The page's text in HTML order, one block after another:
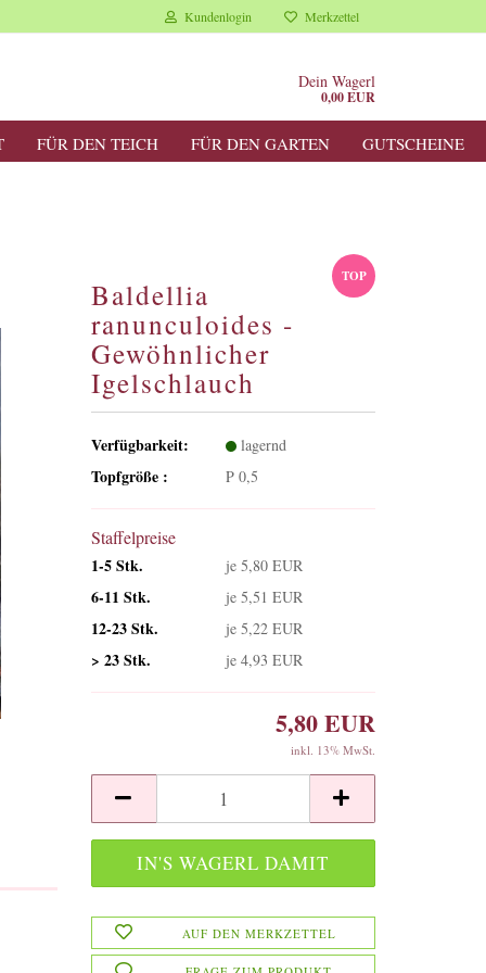
Kundenlogin Merkzettel
Dein Wagerl
0,00 EUR
FÜR DEN TEICH FÜR DEN GARTEN GUTSCHEINE
TOP
Baldellia
ranunculoides -
Gewöhnlicher
Igelschlauch
Verfügbarkeit: lagernd
Topfgröße : P 0,5
Staffelpreise
1-5 Stk.
je 5,80 EUR
6-11 Stk. je 5,51 EUR
12-23 Stk. je 5,22 EUR
> 23 Stk. je 4,93 EUR
5,80 EUR
inkl. 13% MwSt.
AUF DEN MERKZETTEL